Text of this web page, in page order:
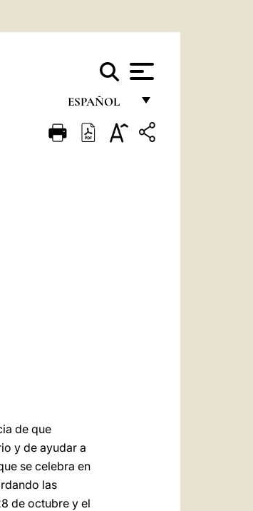
ESPAÑOL
FRANÇAIS
de que
y de ayudar a
se celebra en
las
de octubre y el